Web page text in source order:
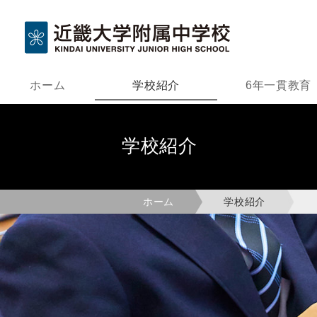
ホーム 学校紹介 6年一貫教育
学校紹介
ホーム 学校紹介